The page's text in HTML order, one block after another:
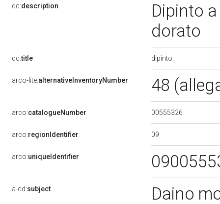
dc:description
Dipinto
dorato
dc:title dipinto
arco-lite:alternativeInventoryNumber 48
arco:catalogueNumber 00555326
arco:regionIdentifier 09
arco:uniqueIdentifier
a-cd:subject Daino